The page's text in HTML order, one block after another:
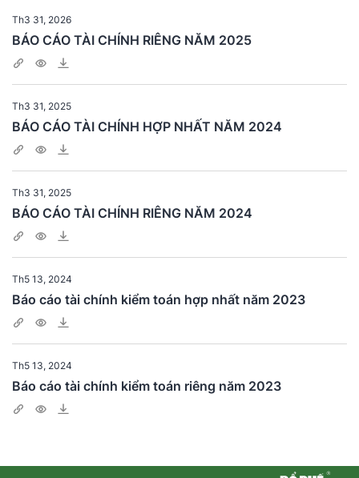
Th3 31, 2026
BÁO CÁO TÀI CHÍNH RIÊNG NĂM 2025
Th3 31, 2025
BÁO CÁO TÀI CHÍNH HỢP NHẤT NĂM 2024
Th3 31, 2025
BÁO CÁO TÀI CHÍNH RIÊNG NĂM 2024
Th5 13, 2024
Báo cáo tài chính kiểm toán hợp nhất năm 2023
Th5 13, 2024
Báo cáo tài chính kiểm toán riêng năm 2023